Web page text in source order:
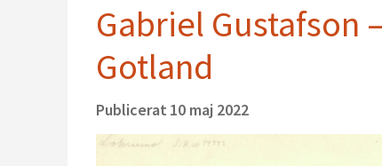
Gabriel Gustafson
Gotland
Publicerat 10 maj 2022